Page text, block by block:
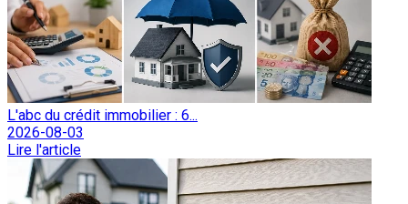
L'abc du crédit immobilier : 6...
2026-08-03
Lire l'article